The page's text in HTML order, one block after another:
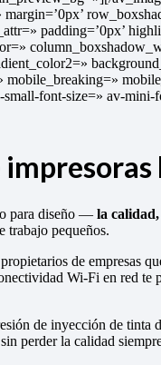
padding=’0px’
mobile_breaking=»
font-size=» av-mini-
para diseño — la
trabajo pequeños.
de empresas
Wi-Fi en red
de inyección de
perder la calidad